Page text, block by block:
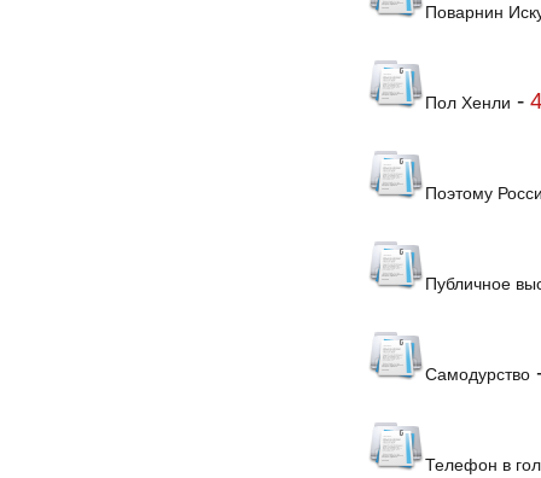
Поварнин
Пол Хенли -
Поэтому
Публичное
Самодурство
Телефон в